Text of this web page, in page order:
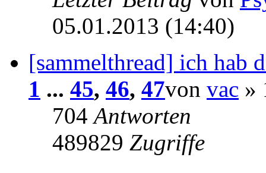
05.01.2013 (14:40)
[sammelthread] ich hab
1 ... 45, 46, 47von vac »
704Antworten
489829 Zugriffe